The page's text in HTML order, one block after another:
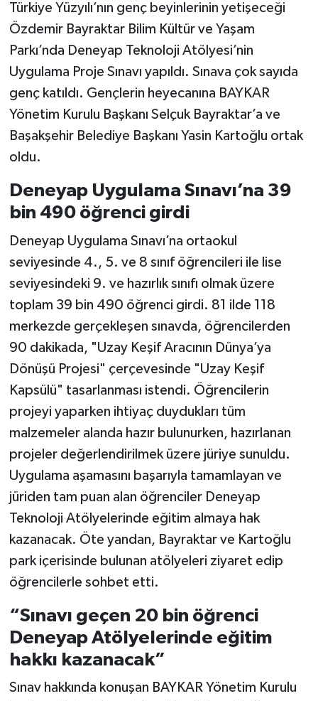
Türkiye Yüzyılı’nın genç beyinlerinin yetişeceği
Özdemir Bayraktar Bilim Kültür ve Yaşam
Parkı’nda Deneyap Teknoloji Atölyesi’nin
Uygulama Proje Sınavı yapıldı. Sınava çok sayıda
genç katıldı. Gençlerin heyecanına BAYKAR
Yönetim Kurulu Başkanı Selçuk Bayraktar’a ve
Başakşehir Belediye Başkanı Yasin Kartoğlu ortak
oldu.
Deneyap Uygulama Sınavı’na 39
bin 490 öğrenci girdi
Deneyap Uygulama Sınavı’na ortaokul
seviyesinde 4., 5. ve 8 sınıf öğrencileri ile lise
seviyesindeki 9. ve hazırlık sınıfı olmak üzere
toplam 39 bin 490 öğrenci girdi. 81 ilde 118
merkezde gerçekleşen sınavda, öğrencilerden
90 dakikada, "Uzay Keşif Aracının Dünya’ya
Dönüşü Projesi" çerçevesinde "Uzay Keşif
Kapsülü" tasarlanması istendi. Öğrencilerin
projeyi yaparken ihtiyaç duydukları tüm
malzemeler alanda hazır bulunurken, hazırlanan
projeler değerlendirilmek üzere jüriye sunuldu.
Uygulama aşamasını başarıyla tamamlayan ve
jüriden tam puan alan öğrenciler Deneyap
Teknoloji Atölyelerinde eğitim almaya hak
kazanacak. Öte yandan, Bayraktar ve Kartoğlu
park içerisinde bulunan atölyeleri ziyaret edip
öğrencilerle sohbet etti.
“Sınavı geçen 20 bin öğrenci
Deneyap Atölyelerinde eğitim
hakkı kazanacak”
Sınav hakkında konuşan BAYKAR Yönetim Kurulu